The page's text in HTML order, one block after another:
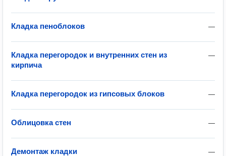
—
Кладка пеноблоков
—
Кладка перегородок и внутренних стен из
кирпича
—
Кладка перегородок из гипсовых блоков
—
Облицовка стен
—
Демонтаж кладки